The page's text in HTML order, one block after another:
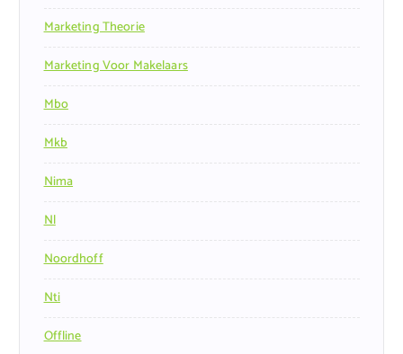
Marketing Theorie
Marketing Voor Makelaars
Mbo
Mkb
Nima
Nl
Noordhoff
Nti
Offline